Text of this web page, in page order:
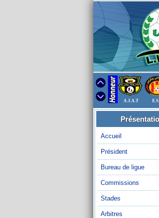
A.J.A.T
Accueil
Président
Bureau de ligue
Commissions
Stades
Arbitres